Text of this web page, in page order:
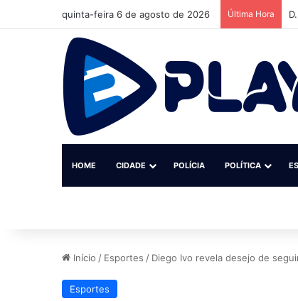
quinta-feira 6 de agosto de 2026 Última Hora
HOME CIDADE POLÍCIA POLÍTICA
Início / Esportes / Diego Ivo revela desejo de
Esportes